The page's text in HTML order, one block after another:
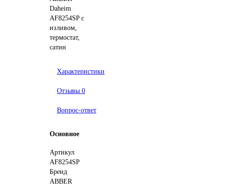
Характеристики
Отзывы 0
Вопрос-ответ
Основное
Артикул
AF8254SP
Бренд
ABBER